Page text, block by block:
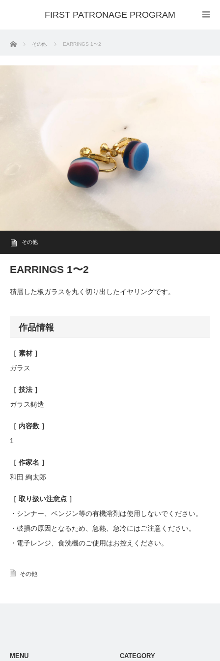
FIRST PATRONAGE PROGRAM
ホーム その他 EARRINGS 1〜2
その他
EARRINGS 1〜2
積層した板ガラスを丸く切り出したイヤリングです。
作品情報
［ 素材 ］
ガラス
［ 技法 ］
ガラス鋳造
［ 内容数 ］
1
［ 作家名 ］
和田 絢太郎
［ 取り扱い注意点 ］
・シンナー、ベンジン等の有機溶剤は使用しないでください。
・破損の原因となるため、急熱、急冷にはご注意ください。
・電子レンジ、食洗機のご使用はお控えください。
その他
MENU CATEGORY